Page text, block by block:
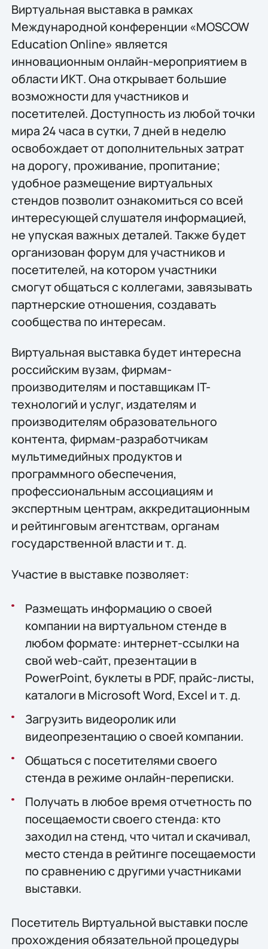
Виртуальная выставка в рамках
Международной конференции «MOSCOW
Education Online» является
инновационным онлайн-мероприятием в
области ИКТ. Она открывает большие
возможности для участников и
посетителей. Доступность из любой точки
мира 24 часа в сутки, 7 дней в неделю
освобождает от дополнительных затрат
на дорогу, проживание, пропитание;
удобное размещение виртуальных
стендов позволит ознакомиться со всей
интересующей слушателя информацией,
не упуская важных деталей. Также будет
организован форум для участников и
посетителей, на котором участники
смогут общаться с коллегами, завязывать
партнерские отношения, создавать
сообщества по интересам.
Виртуальная выставка будет интересна
российским вузам, фирмам-
производителям и поставщикам IT-
технологий и услуг, издателям и
производителям образовательного
контента, фирмам-разработчикам
мультимедийных продуктов и
программного обеспечения,
профессиональным ассоциациям и
экспертным центрам, аккредитационным
и рейтинговым агентствам, органам
государственной власти и т. д.
Участие в выставке позволяет:
Размещать информацию о своей
компании на виртуальном стенде в
любом формате: интернет-ссылки на
свой web-сайт, презентации в
PowerPoint, буклеты в PDF, прайс-листы,
каталоги в Microsoft Word, Excel и т. д.
Загрузить видеоролик или
видеопрезентацию о своей компании.
Общаться с посетителями своего
стенда в режиме онлайн-переписки.
Получать в любое время отчетность по
посещаемости своего стенда: кто
заходил на стенд, что читал и скачивал,
место стенда в рейтинге посещаемости
по сравнению с другими участниками
выставки.
Посетитель Виртуальной выставки после
прохождения обязательной процедуры